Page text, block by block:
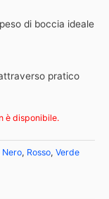
di boccia ideale
pratico
è disponibile.
Nero, Rosso, Verde